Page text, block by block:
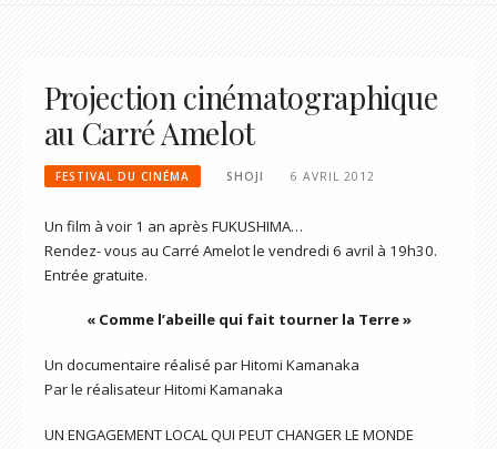
Projection cinématographique
au Carré Amelot
FESTIVAL DU CINÉMA SHOJI 6 AVRIL 2012
Un film à voir 1 an après FUKUSHIMA…
Rendez- vous au Carré Amelot le vendredi 6 avril à 19h30.
Entrée gratuite.
« Comme l’abeille qui fait tourner la Terre »
Un documentaire réalisé par Hitomi Kamanaka
Par le réalisateur Hitomi Kamanaka
UN ENGAGEMENT LOCAL QUI PEUT CHANGER LE MONDE